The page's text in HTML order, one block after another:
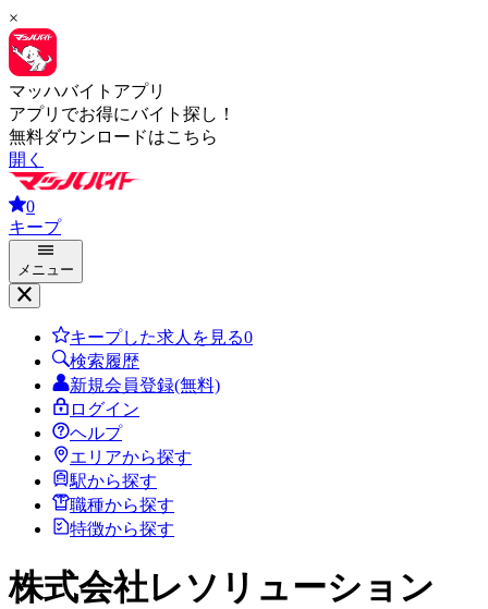
×
マッハバイトアプリ
アプリでお得にバイト探し！
無料ダウンロードはこちら
開く
0
キープ
メニュー
キープした求人を見る0
検索履歴
新規会員登録(無料)
ログイン
ヘルプ
エリアから探す
駅から探す
職種から探す
特徴から探す
株式会社レソリューション